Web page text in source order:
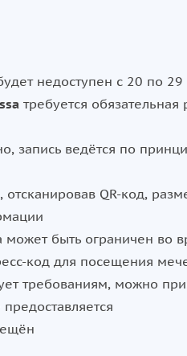
недоступен с 20 по 29
требуется
запись ведётся по
отсканировав QR‑код,
быть ограничен во
для посещения
требованиям, можно